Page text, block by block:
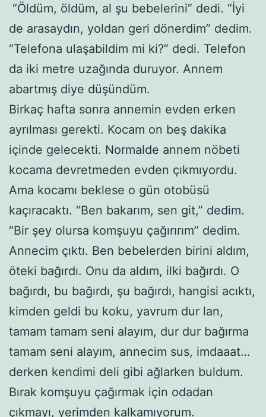
“Öldüm, öldüm, al şu bebelerini” dedi. “İyi
de arasaydın, yoldan geri dönerdim” dedim.
“Telefona ulaşabildim mi ki?” dedi. Telefon
da iki metre uzağında duruyor. Annem
abartmış diye düşündüm.
Birkaç hafta sonra annemin evden erken
ayrılması gerekti. Kocam on beş dakika
içinde gelecekti. Normalde annem nöbeti
kocama devretmeden evden çıkmıyordu.
Ama kocamı beklese o gün otobüsü
kaçıracaktı. “Ben bakarım, sen git,” dedim.
“Bir şey olursa komşuyu çağırırım” dedim.
Annecim çıktı. Ben bebelerden birini aldım,
öteki bağırdı. Onu da aldım, ilki bağırdı. O
bağırdı, bu bağırdı, şu bağırdı, hangisi acıktı,
kimden geldi bu koku, yavrum dur lan,
tamam tamam seni alayım, dur dur bağırma
tamam seni alayım, annecim sus, imdaaat…
derken kendimi deli gibi ağlarken buldum.
Bırak komşuyu çağırmak için odadan
çıkmayı, yerimden kalkamıyorum.